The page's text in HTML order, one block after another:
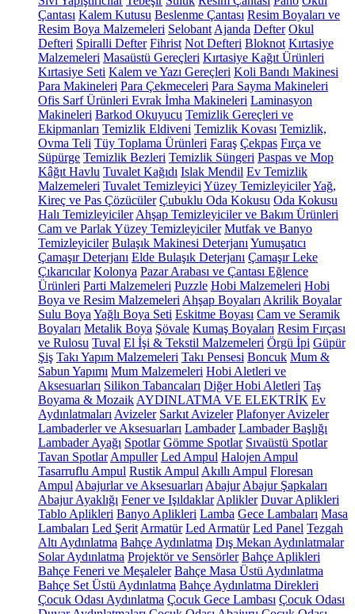
Çantası Kalem Kutusu Beslenme Çantası Resim Boyaları ve
Resim Boya Malzemeleri Selobant Ajanda Defter Okul
Defteri Spiralli Defter Fihrist Not Defteri Bloknot Kırtasiye
Malzemeleri Masaüstü Gereçleri Kırtasiye Kağıt Ürünleri
Kırtasiye Seti Kalem ve Yazı Gereçleri Koli Bandı Makinesi
Para Makineleri Para Çekmeceleri Para Sayma Makineleri
Ofis Sarf Ürünleri Evrak İmha Makineleri Laminasyon
Makineleri Barkod Okuyucu Temizlik Gereçleri ve
Ekipmanları Temizlik Eldiveni Temizlik Kovası Temizlik,
Ovma Teli Tüy Toplama Ürünleri Faraş Çekpas Fırça ve
Süpürge Temizlik Bezleri Temizlik Süngeri Paspas ve Mop
Kâğıt Havlu Tuvalet Kağıdı Islak Mendil Ev Temizlik
Malzemeleri Tuvalet Temizleyici Yüzey TemizleyicilerYağ,
Kireç ve Pas Çözücüler Çubuklu Oda Kokusu Oda Kokusu
Halı Temizleyiciler Ahşap Temizleyiciler ve Bakım Ürünleri
Cam ve Parlak Yüzey Temizleyiciler Mutfak ve Banyo
Temizleyiciler Bulaşık Makinesi Deterjanı Yumuşatıcı
Çamaşır Deterjanı Elde Bulaşık Deterjanı Çamaşır Leke
Çıkarıcılar Kolonya Pazar Arabası ve Çantası Eğlence
Ürünleri Parti Malzemeleri Puzzle Hobi Malzemeleri Hobi
Boya ve Resim Malzemeleri Ahşap Boyaları Akrilik Boyalar
Sulu Boya Yağlı Boya Seti Eskitme Boyası Cam ve Seramik
Boyaları Metalik Boya Şövale Kumaş Boyaları Resim Fırçası
ve Rulosu Tuval El İşi & Tekstil Malzemeleri Örgü İpi Güpür
Şiş Takı Yapım Malzemeleri Takı Pensesi Boncuk Mum &
Sabun Yapımı Mum Malzemeleri Hobi Aletleri ve
Aksesuarları Silikon Tabancaları Diğer Hobi Aletleri Taş
Boyama & Mozaik AYDINLATMA VE ELEKTRİK Ev
Aydınlatmaları Avizeler Sarkıt Avizeler Plafonyer Avizeler
Lambaderler ve Aksesuarları Lambader Lambader Başlığı
Lambader Ayağı Spotlar Gömme Spotlar Sıvaüstü Spotlar
Tavan Spotlar Ampuller Led Ampul Halojen Ampul
Tasarruflu Ampul Rustik Ampul Akıllı Ampul Floresan
Ampul Abajurlar ve Aksesuarları Abajur Abajur Şapkaları
Abajur Ayaklığı Fener ve Işıldaklar Aplikler Duvar Aplikleri
Tablo Aplikleri Banyo Aplikleri Lamba Gece Lambaları Masa
Lambaları Led Şerit Armatür Led Armatür Led Panel Tezgah
Altı Aydınlatma Bahçe Aydınlatma Dış Mekan Aydınlatmalar
Solar Aydınlatma Projektör ve Sensörler Bahçe Aplikleri
Bahçe Feneri ve Meşaleler Bahçe Masa Üstü Aydınlatma
Bahçe Set Üstü Aydınlatma Bahçe Aydınlatma Direkleri
Çocuk Odası Aydınlatma Çocuk Gece Lambası Çocuk Odası